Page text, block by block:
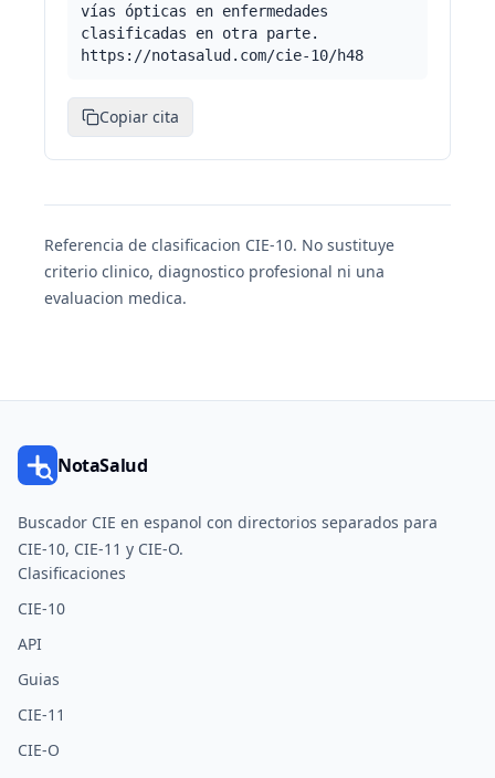
vías ópticas en enfermedades
clasificadas en otra parte.
https://notasalud.com/cie-10/h48
Copiar cita
Referencia de clasificacion CIE-10. No sustituye
criterio clinico, diagnostico profesional ni una
evaluacion medica.
NotaSalud
Buscador CIE en espanol con directorios separados para
CIE-10, CIE-11 y CIE-O.
Clasificaciones
CIE-10
API
Guias
CIE-11
CIE-O